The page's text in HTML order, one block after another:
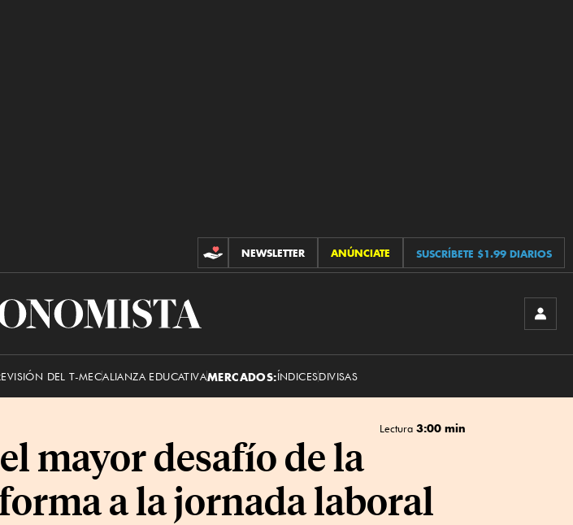
CONTRIBUCIONES
NEWSLETTER ANÚNCIATE SUSCRÍBETE $1.99 DIARIOS
El
DEL T-MECALIANZA EDUCATIVAMERCADOS:ÍNDICESDIVISAS
Lectura 3:00 min
mayor desafío de la
a la jornada laboral